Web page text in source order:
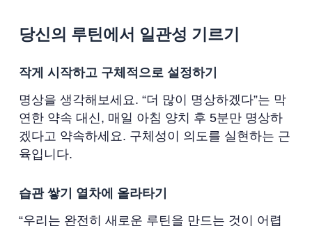
당신의 루틴에서 일관성 기르기
작게 시작하고 구체적으로 설정하기
명상을 생각해보세요. “더 많이 명상하겠다”는 막
연한 약속 대신, 매일 아침 양치 후 5분만 명상하
겠다고 약속하세요. 구체성이 의도를 실현하는 근
육입니다.
습관 쌓기 열차에 올라타기
“우리는 완전히 새로운 루틴을 만드는 것이 어렵